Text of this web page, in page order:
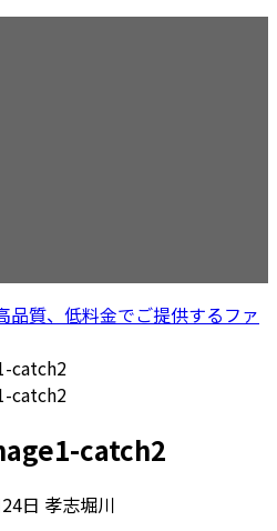
品質、低料金でご提供するファ
catch2
catch2
catch2
日 孝志堀川